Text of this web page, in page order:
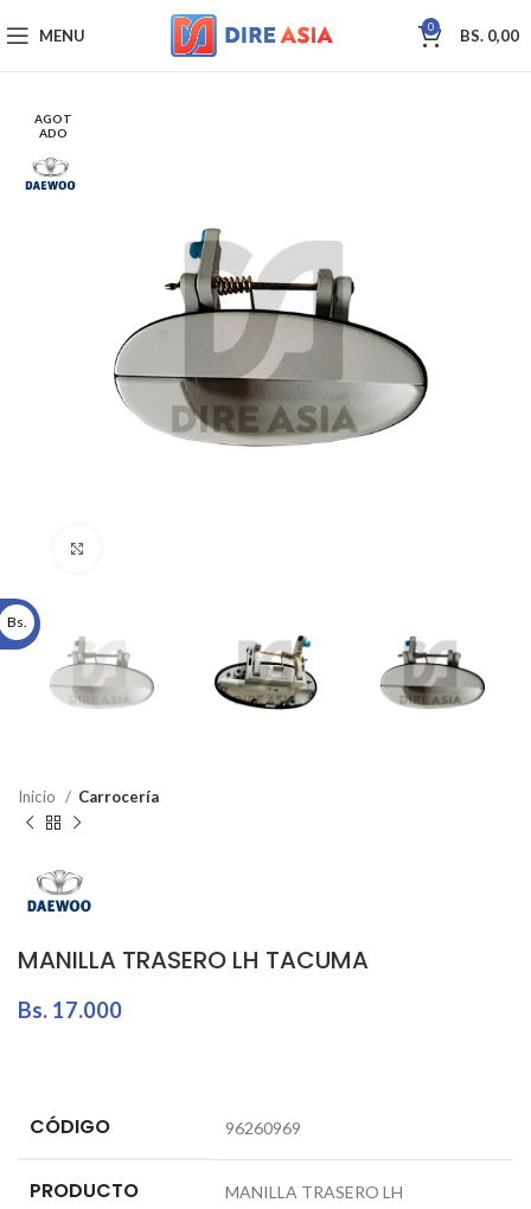
MENU 0 BS. 0,00
AGOT
ADO
Inicio Carrocería
MANILLA TRASERO LH TACUMA
Bs. 17.000
CÓDIGO 96260969
PRODUCTO MANILLA TRASERO LH
Bs.